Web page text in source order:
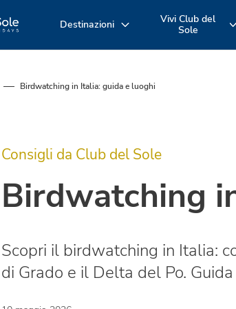
Destinazioni
Vivi Club del
Sole
Birdwatching in Italia: guida e luoghi
Consigli da Club del Sole
Birdwatching
Scopri il birdwatching in Italia:
di Grado e il Delta del Po.